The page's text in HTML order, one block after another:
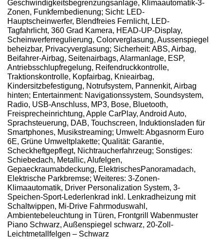
Geschwindigkeitsbegrenzungsanlage, Klimaautomatik-3-
Zonen, Funkfernbedienung; Sicht: LED-
Hauptscheinwerfer, Blendfreies Fernlicht, LED-
Tagfahrlicht, 360 Grad Kamera, HEAD-UP-Display,
Scheinwerferregulierung, Colorverglasung, Aussenspiegel
beheizbar, Privacyverglasung; Sicherheit: ABS, Airbag,
Beifahrer-Airbag, Seitenairbags, Alarmanlage, ESP,
Antriebsschlupfregelung, Reifendruckkontrolle,
Traktionskontrolle, Kopfairbag, Knieairbag,
Kindersitzbefestigung, Notrufsystem, Pannenkit, Airbag
hinten; Entertainment: Navigationssystem, Soundsystem,
Radio, USB-Anschluss, MP3, Bose, Bluetooth,
Freisprecheinrichtung, Apple CarPlay, Android Auto,
Sprachsteuerung, DAB, Touchscreen, Induktionsladen für
Smartphones, Musikstreaming; Umwelt: Abgasnorm Euro
6E, Grüne Umweltplakette; Qualität: Garantie,
Scheckheftgepflegt, Nichtraucherfahrzeug; Sonstiges:
Schiebedach, Metallic, Alufelgen,
Gepaeckraumabdeckung, ElektrischesPanoramadach,
Elektrische Parkbremse; Weiteres: 3-Zonen-
Klimaautomatik, Driver Personalization System, 3-
Speichen-Sport-Lederlenkrad inkl. Lenkradheizung mit
Schaltwippen, Mi-Drive Fahrmoduswahl,
Ambientebeleuchtung in Türen, Frontgrill Wabenmuster
Piano Schwarz, Außenspiegel schwarz, 20-Zoll-
Leichtmetallfelgen – Schwarz